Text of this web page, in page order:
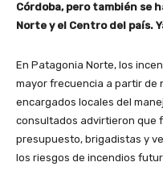
Córdoba, pero también se
Norte y el Centro del país.
En Patagonia Norte, los
mayor frecuencia a partir de
encargados locales del
consultados advirtieron que
presupuesto, brigadistas y
los riesgos de incendios